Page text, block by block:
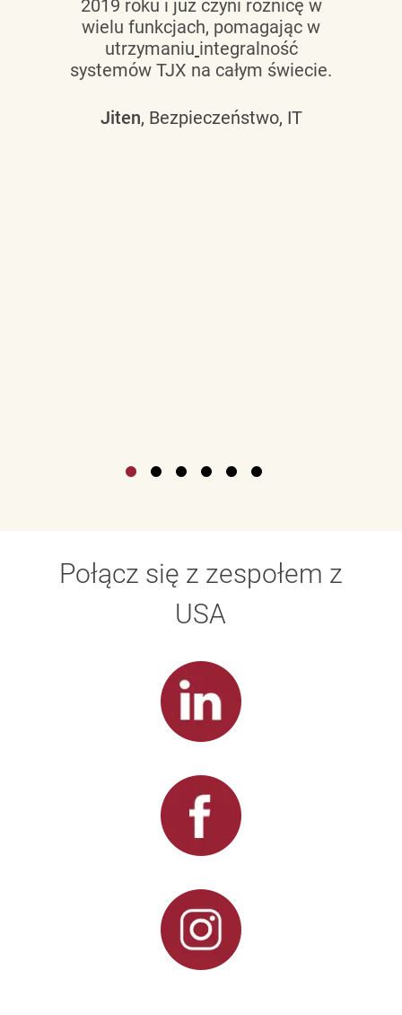
2019 roku i już czyni różnicę w
wielu funkcjach, pomagając w
utrzymaniu integralność
systemów TJX na całym świecie.
Jiten, Bezpieczeństwo, IT
Połącz się z zespołem z
USA